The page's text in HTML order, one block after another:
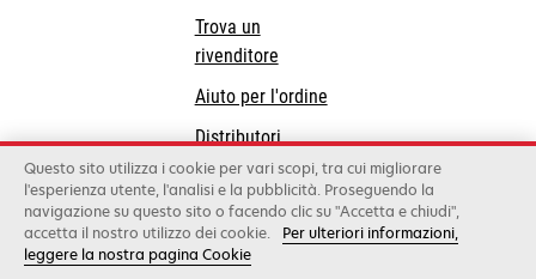
schedaTrova un
rivenditore
Aiuto per l'ordine
Distributori
Lexmark
Lexmark International, Inc., a Xerox Company
©2026 Tutti i diritti sono riservati.
Questo sito utilizza i cookie per vari scopi, tra cui migliorare
l'esperienza utente, l'analisi e la pubblicità. Proseguendo la
navigazione su questo sito o facendo clic su "Accetta e chiudi",
accetta il nostro utilizzo dei cookie.
Per ulteriori informazioni,
leggere la nostra pagina Cookie